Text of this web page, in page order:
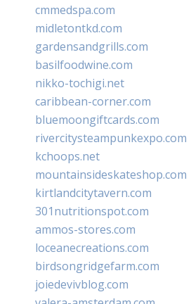
cmmedspa.com
midletontkd.com
gardensandgrills.com
basilfoodwine.com
nikko-tochigi.net
caribbean-corner.com
bluemoongiftcards.com
rivercitysteampunkexpo.com
kchoops.net
mountainsideskateshop.com
kirtlandcitytavern.com
301nutritionspot.com
ammos-stores.com
loceanecreations.com
birdsongridgefarm.com
joiedevivblog.com